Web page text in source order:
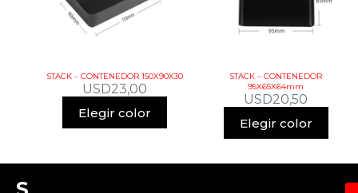
STACK – CONTENEDOR 150X90X30
USD23,00
Elegir color
STACK – CONTENEDOR
95X65X64mm
USD20,50
Elegir color